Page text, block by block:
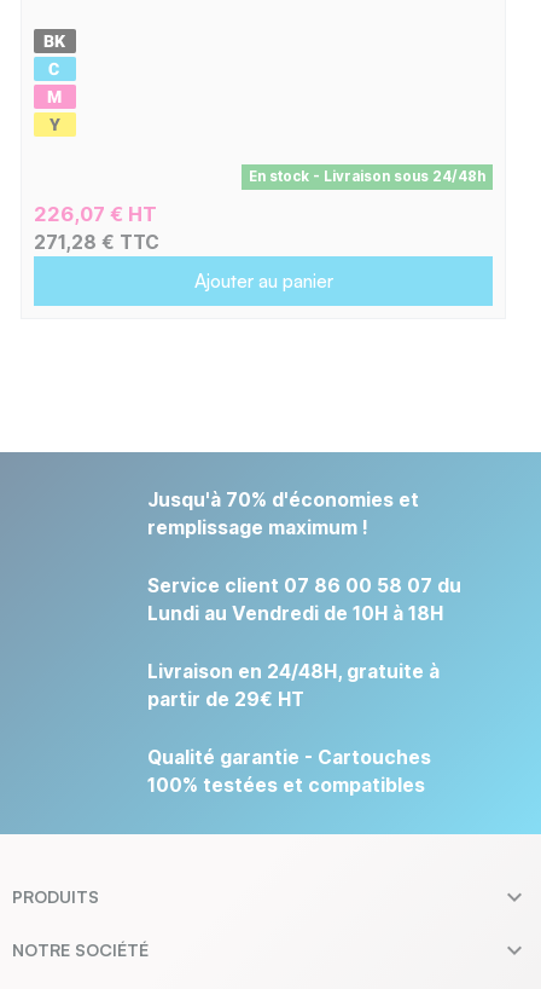
En stock - Livraison sous 24/48h
226,07 € HT
271,28 € TTC
Ajouter au panier
Jusqu'à 70% d'économies et
remplissage maximum !
Service client 07 86 00 58 07 du
Lundi au Vendredi de 10H à 18H
Livraison en 24/48H, gratuite à
partir de 29€ HT
Qualité garantie - Cartouches
100% testées et compatibles
PRODUITS 
NOTRE SOCIÉTÉ
